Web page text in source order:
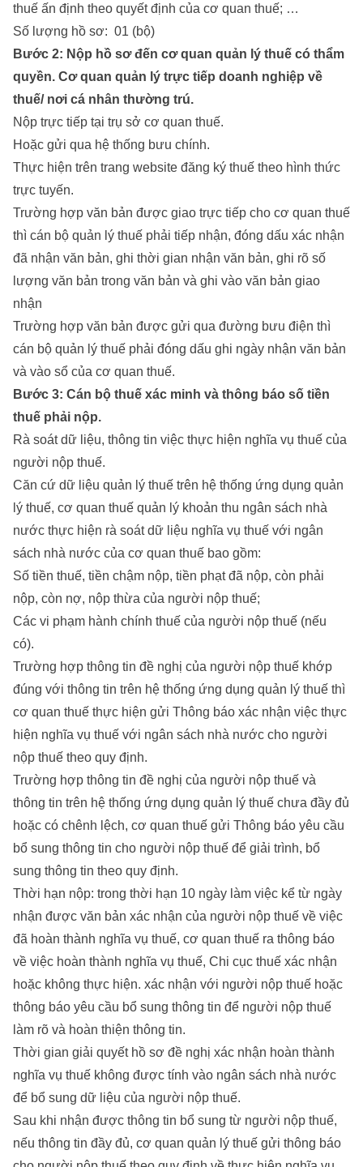
thuế ấn định theo quyết định của cơ quan thuế; …
Số lượng hồ sơ: 01 (bộ)
Bước 2: Nộp hồ sơ đến cơ quan quản lý thuế có thẩm
quyền. Cơ quan quản lý trực tiếp doanh nghiệp về
thuế/ nơi cá nhân thường trú.
Nộp trực tiếp tại trụ sở cơ quan thuế.
Hoặc gửi qua hệ thống bưu chính.
Thực hiện trên trang website đăng ký thuế theo hình thức
trực tuyến.
Trường hợp văn bản được giao trực tiếp cho cơ quan thuế
thì cán bộ quản lý thuế phải tiếp nhận, đóng dấu xác nhận
đã nhận văn bản, ghi thời gian nhận văn bản, ghi rõ số
lượng văn bản trong văn bản và ghi vào văn bản giao
nhận
Trường hợp văn bản được gửi qua đường bưu điện thì
cán bộ quản lý thuế phải đóng dấu ghi ngày nhận văn bản
và vào sổ của cơ quan thuế.
Bước 3: Cán bộ thuế xác minh và thông báo số tiền
thuế phải nộp.
Rà soát dữ liệu, thông tin việc thực hiện nghĩa vụ thuế của
người nộp thuế.
Căn cứ dữ liệu quản lý thuế trên hệ thống ứng dụng quản
lý thuế, cơ quan thuế quản lý khoản thu ngân sách nhà
nước thực hiện rà soát dữ liệu nghĩa vụ thuế với ngân
sách nhà nước của cơ quan thuế bao gồm:
Số tiền thuế, tiền chậm nộp, tiền phạt đã nộp, còn phải
nộp, còn nợ, nộp thừa của người nộp thuế;
Các vi phạm hành chính thuế của người nộp thuế (nếu
có).
Trường hợp thông tin đề nghị của người nộp thuế khớp
đúng với thông tin trên hệ thống ứng dụng quản lý thuế thì
cơ quan thuế thực hiện gửi Thông báo xác nhận việc thực
hiện nghĩa vụ thuế với ngân sách nhà nước cho người
nộp thuế theo quy định.
Trường hợp thông tin đề nghị của người nộp thuế và
thông tin trên hệ thống ứng dụng quản lý thuế chưa đầy đủ
hoặc có chênh lệch, cơ quan thuế gửi Thông báo yêu cầu
bổ sung thông tin cho người nộp thuế để giải trình, bổ
sung thông tin theo quy định.
Thời hạn nộp: trong thời hạn 10 ngày làm việc kể từ ngày
nhận được văn bản xác nhận của người nộp thuế về việc
đã hoàn thành nghĩa vụ thuế, cơ quan thuế ra thông báo
về việc hoàn thành nghĩa vụ thuế, Chi cục thuế xác nhận
hoặc không thực hiện. xác nhận với người nộp thuế hoặc
thông báo yêu cầu bổ sung thông tin để người nộp thuế
làm rõ và hoàn thiện thông tin.
Thời gian giải quyết hồ sơ đề nghị xác nhận hoàn thành
nghĩa vụ thuế không được tính vào ngân sách nhà nước
để bổ sung dữ liệu của người nộp thuế.
Sau khi nhận được thông tin bổ sung từ người nộp thuế,
nếu thông tin đầy đủ, cơ quan quản lý thuế gửi thông báo